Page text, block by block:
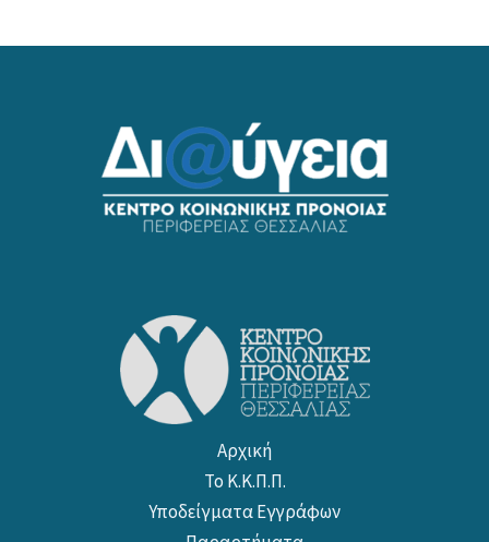
Αρχική
Το Κ.Κ.Π.Π.
Υποδείγματα Εγγράφων